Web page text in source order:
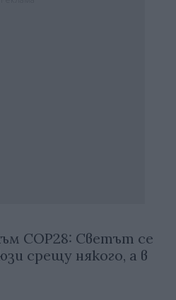
COP28: Светът се
срещу някого, а в